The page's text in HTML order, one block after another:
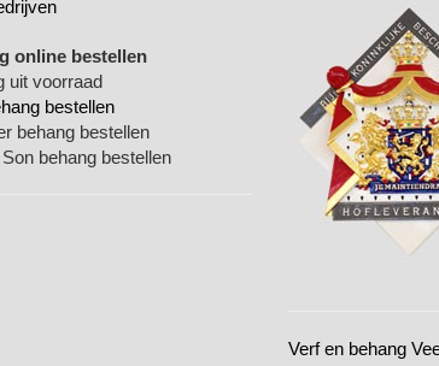
online bestellen
uit voorraad
bestellen
behang bestellen
behang bestellen
Verf en behang